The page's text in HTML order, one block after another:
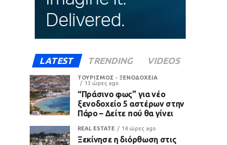
LATEST TRENDING VIDEOS
ΤΟΥΡΙΣΜΟΣ - ΞΕΝΟΔΟΧΕΙΑ
13 ώρες ago
“Πράσινο φως” για νέο
ξενοδοχείο 5 αστέρων στην
Πάρο – Δείτε πού θα γίνει
REAL ESTATE 14 ώρες ago
Ξεκίνησε η διόρθωση στις